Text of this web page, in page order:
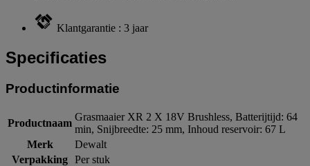
Klantgarantie : 3 jaar
Specificaties
Productinformatie
Productnaam
Grasmaaier XR 2 X 18V Brushless, Batterijtijd: 64
min, Snijbreedte: 25 mm, Inhoud reservoir: 67 L
Merk
Dewalt
Verpakking Per stuk